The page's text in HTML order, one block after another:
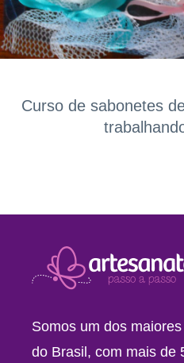
Curso de sabonetes
Somos um dos
do Brasil, com mais de